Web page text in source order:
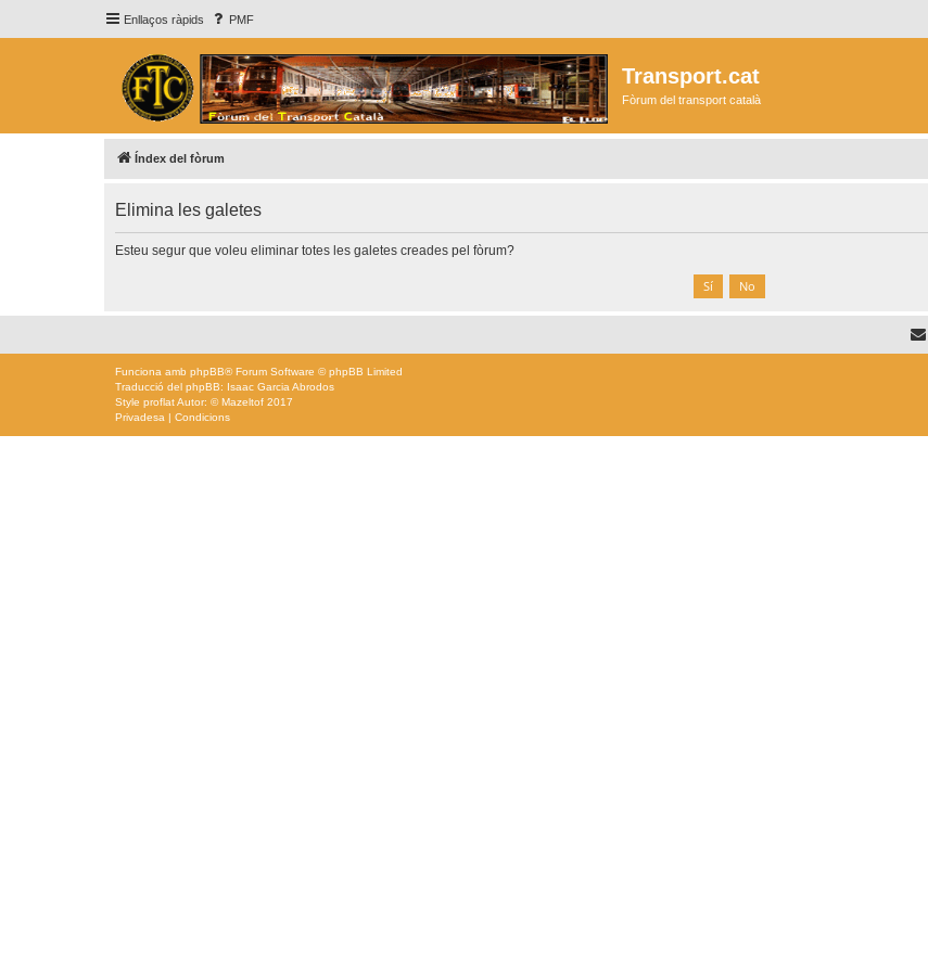
Enllaços ràpids PMF
Transport.cat
Fòrum del transport català
Índex del fòrum
Elimina les galetes
Esteu segur que voleu eliminar totes les galetes creades pel fòrum?
Funciona amb phpBB® Forum Software © phpBB Limited
Traducció del phpBB: Isaac Garcia Abrodos
Style proflatAutor: ©Mazeltof 2017
Privadesa | Condicions